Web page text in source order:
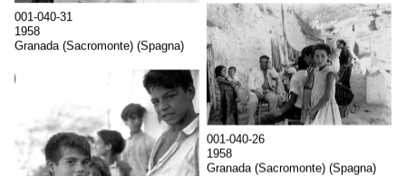
001-040-31
1958
Granada (Sacromonte) (Spagna)
001-040-26
1958
Granada (Sacromonte) (Spagna)